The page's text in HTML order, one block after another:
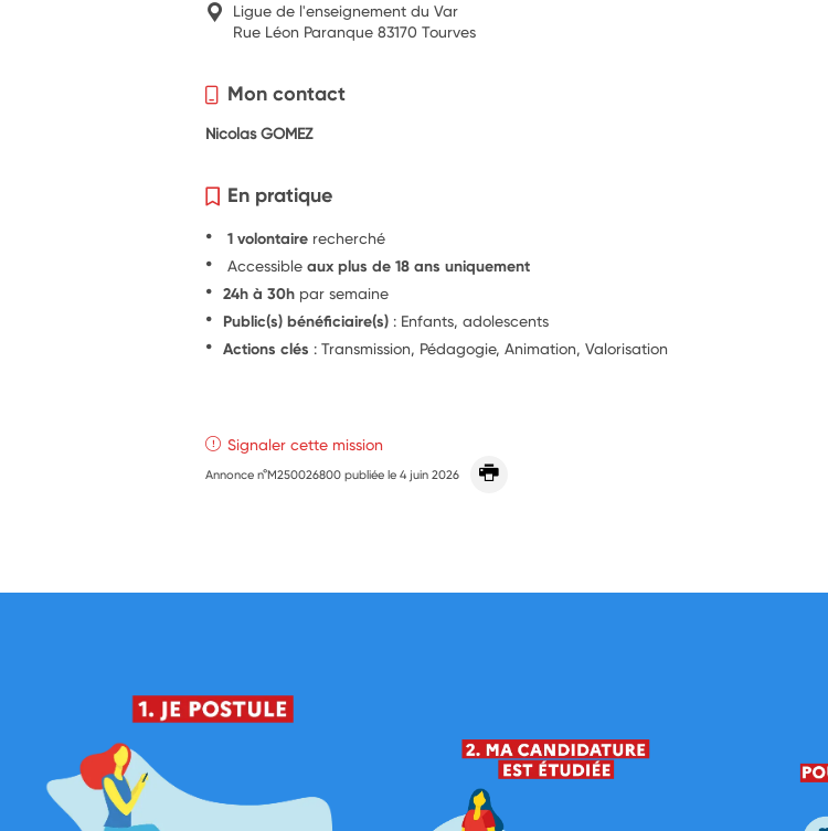
Ligue de l'enseignement du Var
Rue Léon Paranque 83170 Tourves
Mon contact
Nicolas GOMEZ
En pratique
1 volontaire recherché
Accessibleaux plus de 18 ans uniquement
24h à 30h par semaine
Public(s) bénéficiaire(s) : Enfants, adolescents
Actions clés : Transmission, Pédagogie, Animation, Valorisation
Signaler cette mission
Annonce n°M250026800 publiée le4 juin 2026